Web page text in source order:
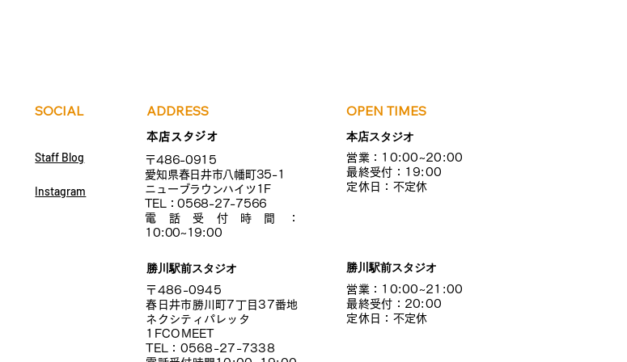
SOCIAL
Staff Blog
Instagram
ADDRESS
本店スタジオ
〒486-0915
愛知県春日井市八幡町35-1
ニューブラウンハイツ1F
TEL：0568-27-7566
電話受付時間：
10:00~19:00
勝川駅前スタジオ
〒486-0945
春日井市勝川町7丁目37番地
ネクシティパレッタ
1FCOMEET
TEL：0568-27-7338
OPEN TIMES
本店スタジオ
営業：10:00~20:00
最終受付：19:00
定休日：不定休
勝川駅前スタジオ
営業：10:00~21:00
最終受付：20:00
定休日：不定休